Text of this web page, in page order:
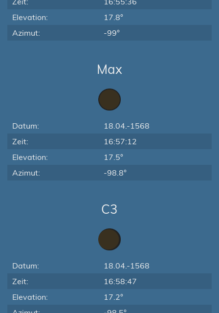
Elevation:
17.8°
Azimut:
-99°
Max
Datum:
18.04.-1568
Zeit:
16:57:12
Elevation:
17.5°
Azimut:
-98.8°
C3
Datum:
18.04.-1568
Zeit:
16:58:47
Elevation:
17.2°